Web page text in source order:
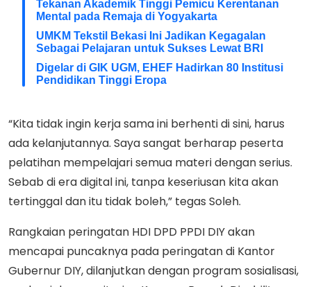
Tekanan Akademik Tinggi Pemicu Kerentanan
Mental pada Remaja di Yogyakarta
UMKM Tekstil Bekasi Ini Jadikan Kegagalan
Sebagai Pelajaran untuk Sukses Lewat BRI
Digelar di GIK UGM, EHEF Hadirkan 80 Institusi
Pendidikan Tinggi Eropa
“Kita tidak ingin kerja sama ini berhenti di sini, harus
ada kelanjutannya. Saya sangat berharap peserta
pelatihan mempelajari semua materi dengan serius.
Sebab di era digital ini, tanpa keseriusan kita akan
tertinggal dan itu tidak boleh,” tegas Soleh.
Rangkaian peringatan HDI DPD PPDI DIY akan
mencapai puncaknya pada peringatan di Kantor
Gubernur DIY, dilanjutkan dengan program sosialisasi,